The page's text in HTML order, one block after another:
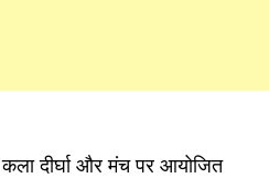
दीर्घा और मंच पर आयोजित